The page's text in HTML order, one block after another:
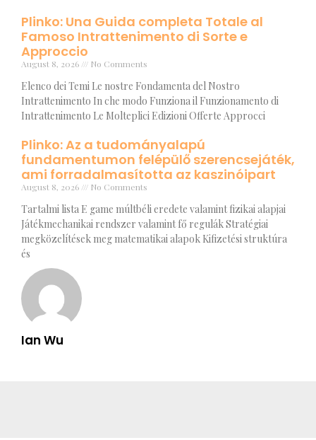
Ian Wu
Plinko: Una Guida completa Totale al
Famoso Intrattenimento di Sorte e
Approccio
August 8, 2026 No Comments
Elenco dei Temi Le nostre Fondamenta del Nostro
Intrattenimento In che modo Funziona il Funzionamento di
Intrattenimento Le Molteplici Edizioni Offerte Approcci
Plinko: Az a tudományalapú
fundamentumon felépülő szerencsejáték,
ami forradalmasította az kaszinóipart
August 8, 2026 No Comments
Tartalmi lista E game múltbéli eredete valamint fizikai alapjai
Játékmechanikai rendszer valamint fő regulák Stratégiai
megközelítések meg matematikai alapok Kifizetési struktúra
és